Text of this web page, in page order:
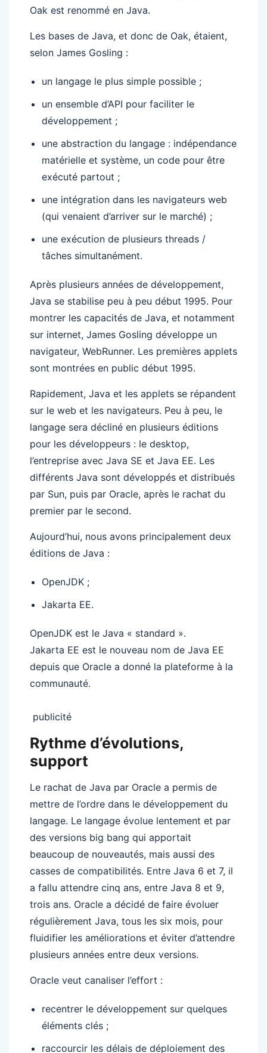
Oak est renommé en Java.
Les bases de Java, et donc de Oak, étaient,
selon James Gosling :
un langage le plus simple possible ;
un ensemble d’API pour faciliter le
développement ;
une abstraction du langage : indépendance
matérielle et système, un code pour être
exécuté partout ;
une intégration dans les navigateurs web
(qui venaient d’arriver sur le marché) ;
une exécution de plusieurs threads /
tâches simultanément.
Après plusieurs années de développement,
Java se stabilise peu à peu début 1995. Pour
montrer les capacités de Java, et notamment
sur internet, James Gosling développe un
navigateur, WebRunner. Les premières applets
sont montrées en public début 1995.
Rapidement, Java et les applets se répandent
sur le web et les navigateurs. Peu à peu, le
langage sera décliné en plusieurs éditions
pour les développeurs : le desktop,
l’entreprise avec Java SE et Java EE. Les
différents Java sont développés et distribués
par Sun, puis par Oracle, après le rachat du
premier par le second.
Aujourd’hui, nous avons principalement deux
éditions de Java :
OpenJDK ;
Jakarta EE.
OpenJDK est le Java « standard ».
Jakarta EE est le nouveau nom de Java EE
depuis que Oracle a donné la plateforme à la
communauté.
publicité
Rythme d’évolutions,
support
Le rachat de Java par Oracle a permis de
mettre de l’ordre dans le développement du
langage. Le langage évolue lentement et par
des versions big bang qui apportait
beaucoup de nouveautés, mais aussi des
casses de compatibilités. Entre Java 6 et 7, il
a fallu attendre cinq ans, entre Java 8 et 9,
trois ans. Oracle a décidé de faire évoluer
régulièrement Java, tous les six mois, pour
fluidifier les améliorations et éviter d’attendre
plusieurs années entre deux versions.
Oracle veut canaliser l’effort :
recentrer le développement sur quelques
éléments clés ;
raccourcir les délais de déploiement des